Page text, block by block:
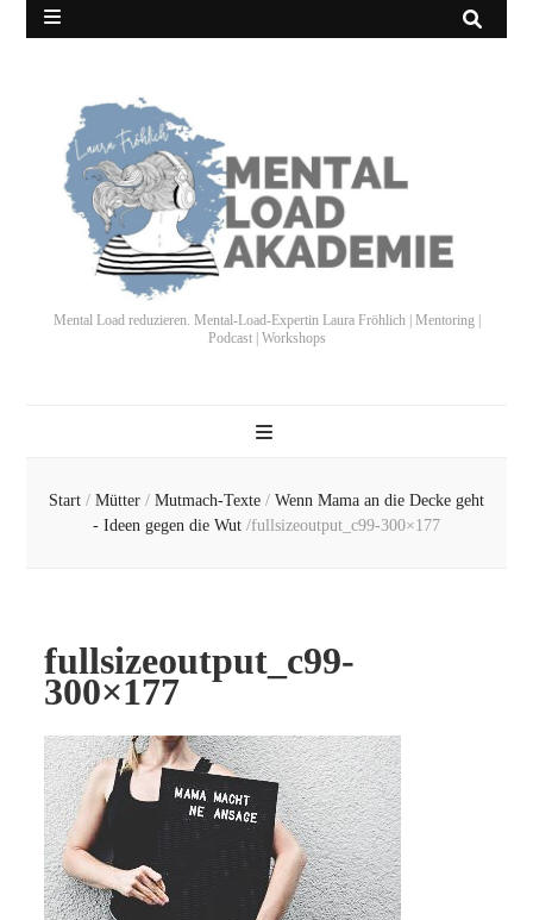
Mental Load reduzieren. Mental-Load-Expertin Laura Fröhlich | Mentoring |
Podcast | Workshops
Start / Mütter / Mutmach-Texte / Wenn Mama an die Decke geht
- Ideen gegen die Wut /fullsizeoutput_c99-300×177
fullsizeoutput_c99-
300×177